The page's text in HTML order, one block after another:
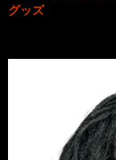
グッズ